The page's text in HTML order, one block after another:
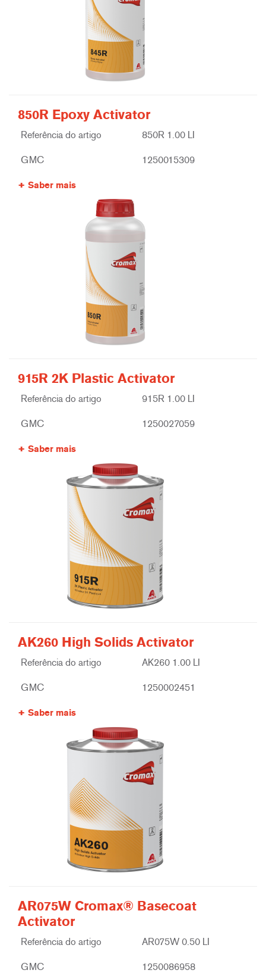
850R Epoxy Activator
Referência do artigo 850R 1.00 LI
GMC 1250015309
Saber mais
915R 2K Plastic Activator
Referência do artigo 915R 1.00 LI
GMC 1250027059
Saber mais
AK260 High Solids Activator
Referência do artigo AK260 1.00 LI
GMC 1250002451
Saber mais
AR075W Cromax® Basecoat
Activator
Referência do artigo AR075W 0.50 LI
GMC 1250086958